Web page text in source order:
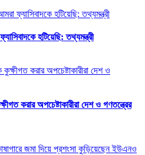
হটিয়েছি: তথ্যমন্ত্রী
করার অপচেষ্টাকারীরা দেশ ও গণতন্ত্রের